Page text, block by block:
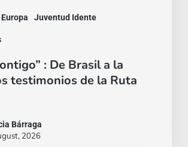
Europa Juventud Idente
: De Brasil a la
testimonios de la Ruta
Bárraga
2026